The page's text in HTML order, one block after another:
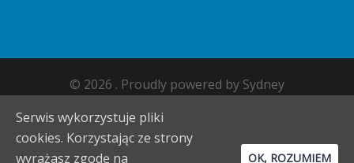
© 2026 . Proudly powered by Sydney
Serwis wykorzystuje pliki
cookies. Korzystając ze strony
wyrażasz zgodę na
OK, ROZUMIEM